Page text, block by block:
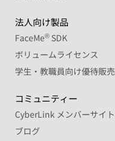
法人向け製品
FaceMe® SDK
ボリュームライセンス
学生・教職員向け優待販売
コミュニティー
CyberLink メンバーサイト
ブログ